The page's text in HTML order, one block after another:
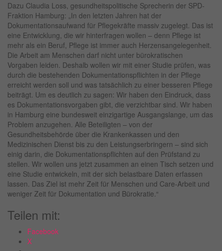
Dazu Claudia Loss, gesundheitspolitische Sprecherin der SPD-
Fraktion Hamburg: „In den letzten Jahren hat der
Dokumentationsaufwand für Pflegekräfte massiv zugelegt. Das ist
eine Entwicklung, die wir hinterfragen wollen – denn Pflege ist
mehr als ein Beruf, Pflege ist immer auch Herzensangelegenheit.
Die Arbeit am Menschen darf nicht unter bürokratischen
Vorgaben leiden. Deshalb wollen wir mit einer Studie prüfen, was
durch die bestehenden Dokumentationspflichten in der Pflege
erreicht werden soll und was tatsächlich zu einer besseren Pflege
beiträgt. Um es deutlich zu sagen: Wir haben den Eindruck, dass
es Dokumentationsvorgaben gibt, die verzichtbar sind. Wir haben
in Hamburg eine bundesweit einzigartige Ausgangslange, um das
Problem anzugehen. Alle Beteiligten – von der
Gesundheitsbehörde über die Krankenkassen und den
Medizinischen Dienst bis zu den Leistungserbringern – sind sich
einig darin, die Dokumentationspflichten auf den Prüfstand zu
stellen. Wir wollen uns jetzt zusammen an einen Tisch setzen und
eine Studie entwickeln, mit der sich belastbare Daten erfassen
lassen. Das Ziel ist mehr Zeit für Menschen und Care-Arbeit und
weniger Zeit für Dokumentation und Bürokratie.“
Teilen mit:
Facebook
X